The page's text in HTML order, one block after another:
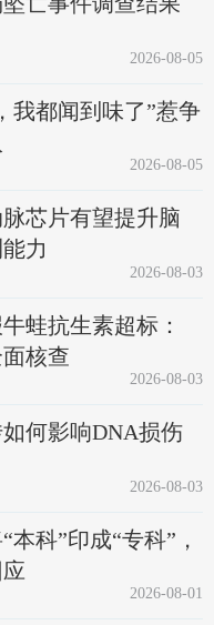
2026-08-05
我都闻到味了”惹争
2026-08-05
芯片有望提升脑
力
2026-08-03
蛙抗生素超标：
核查
2026-08-03
何影响DNA损伤
2026-08-03
本科”印成“专科”，
2026-08-01